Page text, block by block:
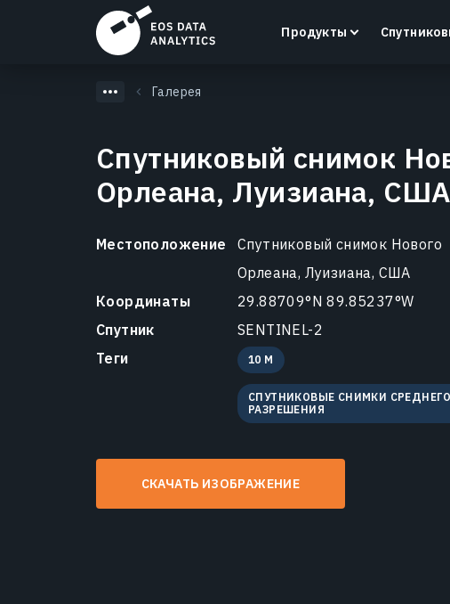
Продукты
LandViewer
Галерея
Спутниковый снимок
Орлеана, Луизиана, США
Местоположение
Спутниковый снимок Нового
Орлеана, Луизиана, США
Координаты
29.88709°N 89.85237°W
Спутник
SENTINEL-2
Теги
10 M
СПУТНИКОВЫЕ СНИМКИ СРЕДНЕГО
РАЗРЕШЕНИЯ
СКАЧАТЬ ИЗОБРАЖЕНИЕ